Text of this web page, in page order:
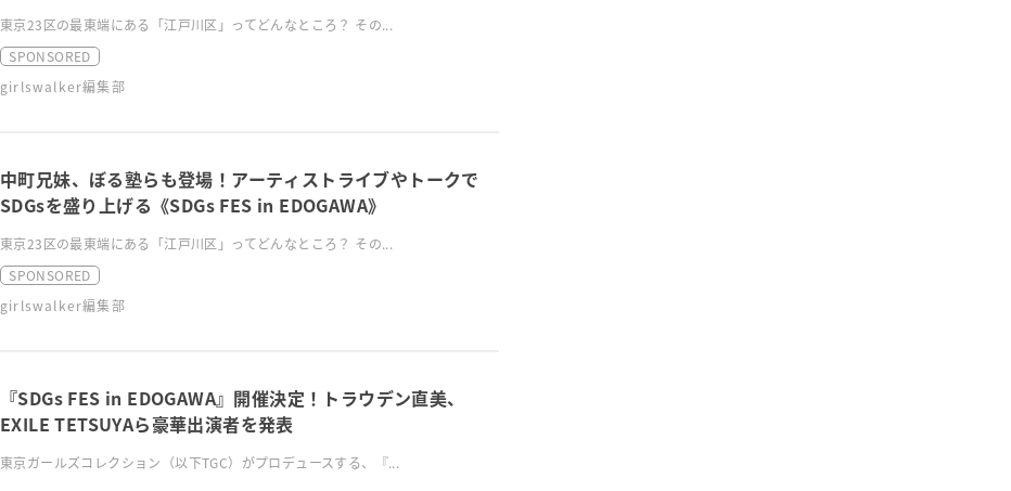
東京23区の最東端にある「江戸川区」ってどんなところ？ その...
SPONSORED
girlswalker編集部
中町兄妹、ぼる塾らも登場！アーティストライブやトークで
SDGsを盛り上げる《SDGs FES in EDOGAWA》
東京23区の最東端にある「江戸川区」ってどんなところ？ その...
SPONSORED
girlswalker編集部
『SDGs FES in EDOGAWA』開催決定！トラウデン直美、
EXILE TETSUYAら豪華出演者を発表
東京ガールズコレクション（以下TGC）がプロデュースする、『...